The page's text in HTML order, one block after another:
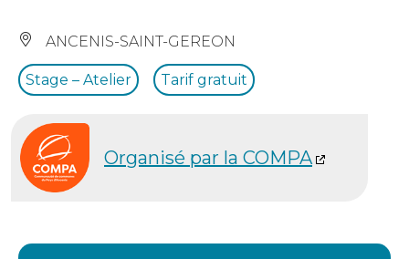
ANCENIS-SAINT-GEREON
Stage – Atelier Tarif gratuit
Organisé par la COMPA